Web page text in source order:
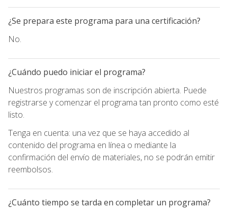
¿Se prepara este programa para una certificación?
No.
¿Cuándo puedo iniciar el programa?
Nuestros programas son de inscripción abierta. Puede
registrarse y comenzar el programa tan pronto como esté
listo.
Tenga en cuenta: una vez que se haya accedido al
contenido del programa en línea o mediante la
confirmación del envío de materiales, no se podrán emitir
reembolsos.
¿Cuánto tiempo se tarda en completar un programa?